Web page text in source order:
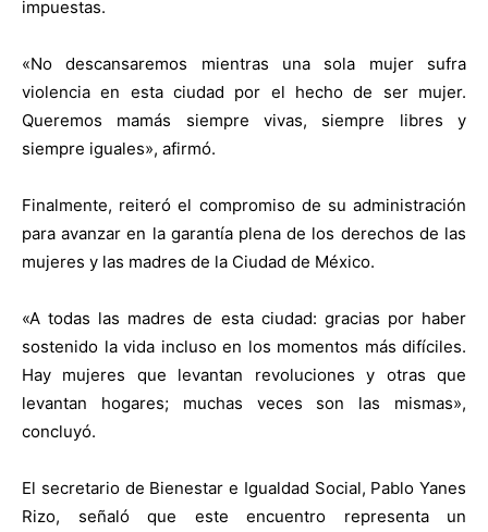
impuestas.
«No descansaremos mientras una sola mujer sufra
violencia en esta ciudad por el hecho de ser mujer.
Queremos mamás siempre vivas, siempre libres y
siempre iguales», afirmó.
Finalmente, reiteró el compromiso de su administración
para avanzar en la garantía plena de los derechos de las
mujeres y las madres de la Ciudad de México.
«A todas las madres de esta ciudad: gracias por haber
sostenido la vida incluso en los momentos más difíciles.
Hay mujeres que levantan revoluciones y otras que
levantan hogares; muchas veces son las mismas»,
concluyó.
El secretario de Bienestar e Igualdad Social, Pablo Yanes
Rizo, señaló que este encuentro representa un